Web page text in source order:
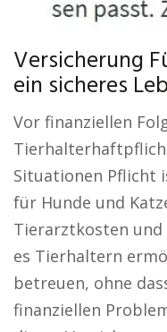
Versicherung
ein sicheres
Vor finanziellen
Situationen Pflicht
für Hunde und
Tierarztkosten und
es Tierhaltern
betreuen, ohne
finanziellen